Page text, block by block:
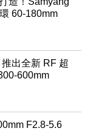
60-180mm
出全新 RF 超
600mm
F2.8-5.6